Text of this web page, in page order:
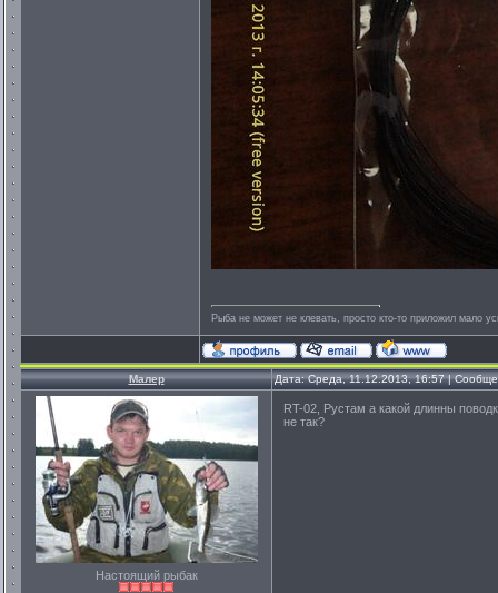
Рыба не может не клевать, просто кто-то приложил мало
Малер Дата: Среда, 11.12.2013, 16:57 |
Настоящий рыбак
RT-02, Рустам а какой длинны
не так?